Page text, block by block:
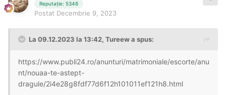
Reputație: 5346
Postat Decembrie 9, 2023
La 09.12.2023 la 13:42, Tureewa spus:
https://www.publi24.ro/anunturi/matrimoniale/escorte/anu
nt/nouaa-te-astept-
dragule/2i4e28g8fdf77d6f12h101011ef121h8.html